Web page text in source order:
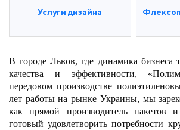
Услуги дизайна
В городе Львов, где динамика бизнеса
качества и эффективности,
передовом производстве
лет работы на рынке Украины, мы
как прямой производитель пакетов
готовый удовлетворить потребности